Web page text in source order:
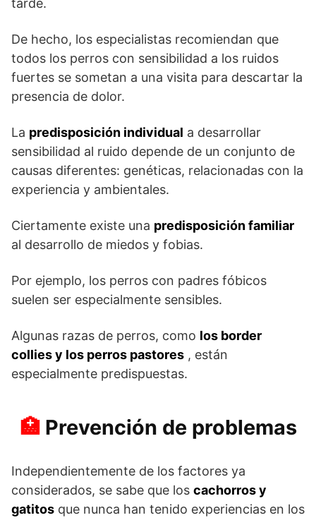
tarde.
De hecho, los especialistas recomiendan que
todos los perros con sensibilidad a los ruidos
fuertes se sometan a una visita para descartar la
presencia de dolor.
La predisposición individual a desarrollar
sensibilidad al ruido depende de un conjunto de
causas diferentes: genéticas, relacionadas con la
experiencia y ambientales.
Ciertamente existe una predisposición familiar
al desarrollo de miedos y fobias.
Por ejemplo, los perros con padres fóbicos
suelen ser especialmente sensibles.
Algunas razas de perros, como los border
collies y los perros pastores , están
especialmente predispuestas.
Prevención de problemas
Independientemente de los factores ya
considerados, se sabe que los cachorros y
gatitos que nunca han tenido experiencias en los